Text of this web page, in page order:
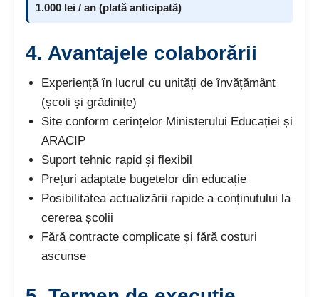
1.000 lei / an (plată anticipată)
4. Avantajele colaborării
Experiență în lucrul cu unități de învățământ
(școli și grădinițe)
Site conform cerințelor Ministerului Educației și
ARACIP
Suport tehnic rapid și flexibil
Prețuri adaptate bugetelor din educație
Posibilitatea actualizării rapide a conținutului la
cererea școlii
Fără contracte complicate și fără costuri
ascunse